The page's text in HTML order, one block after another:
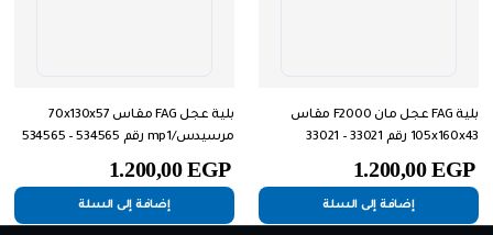
بلية FAG عجل مان F2000 مقاس
105x160x43 رقم 33021 – 33021
1.200,00EGP
إضافة إلى السلة
بلية عجل FAG مقاس 70x130x57
مرسيدس/mp1 رقم 534565 – 534565
1.200,00EGP
إضافة إلى السلة